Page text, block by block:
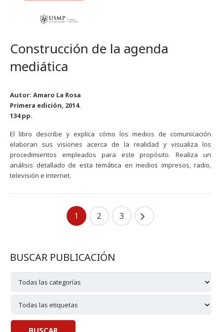
Construcción de la agenda
mediática
Autor: Amaro La Rosa
Primera edición, 2014.
134 pp.
El libro describe y explica cómo los medios de comunicación
elaboran sus visiones acerca de la realidad y visualiza los
procedimientos empleados para este propósito. Realiza un
análisis detallado de esta temática en medios impresos, radio,
televisión e internet.
1 2 3
BUSCAR PUBLICACIÓN